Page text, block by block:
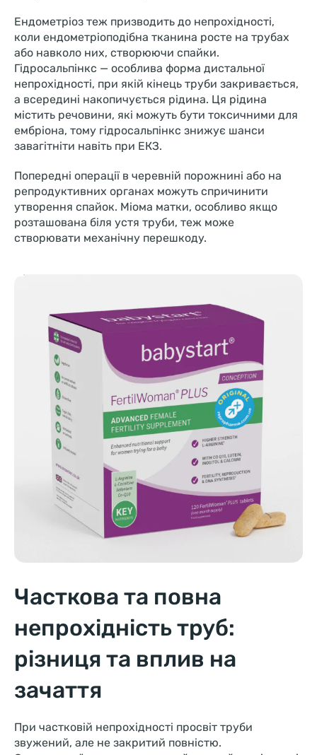
Ендометріоз теж призводить до непрохідності,
коли ендометріоподібна тканина росте на трубах
або навколо них, створюючи спайки.
Гідросальпінкс — особлива форма дистальної
непрохідності, при якій кінець труби закривається,
а всередині накопичується рідина. Ця рідина
містить речовини, які можуть бути токсичними для
ембріона, тому гідросальпінкс знижує шанси
завагітніти навіть при ЕКЗ.
Попередні операції в черевній порожнині або на
репродуктивних органах можуть спричинити
утворення спайок. Міома матки, особливо якщо
розташована біля устя труби, теж може
створювати механічну перешкоду.
Часткова та повна
непрохідність труб:
різниця та вплив на
зачаття
При частковій непрохідності просвіт труби
звужений, але не закритий повністю.